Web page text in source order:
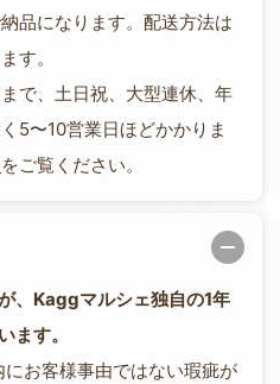
品になります。配送方法は
す。
で、土日祝、大型連休、年
5〜10営業日ほどかかりま
をご覧ください。
、Kaggマルシェ独自の1年
ます。
お客様事由ではない瑕疵が